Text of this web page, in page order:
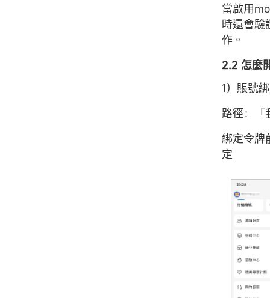
當啟用
時還會驗
作。
2.2 怎麼
1）賬號
路徑：「
綁定令牌
定